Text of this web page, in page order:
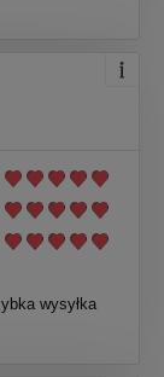
wysyłka